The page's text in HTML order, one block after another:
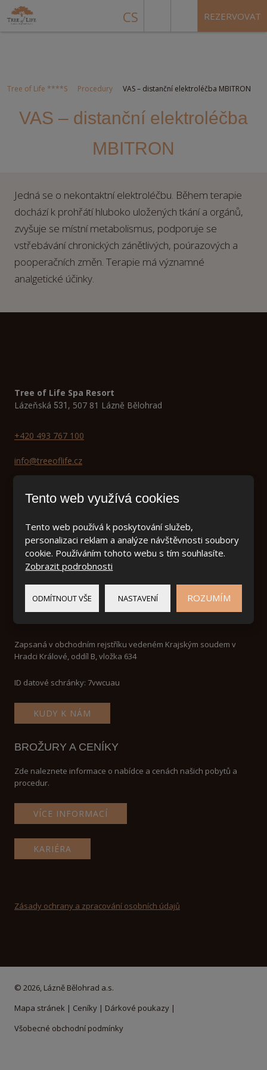
CS REZERVOVAT
Tree of Life ****S Procedury VAS – distanční elektroléčba MBITRON
VAS – distanční elektroléčba
MBITRON
Jedná se o nekontaktní elektroléčbu. Během terapie
dochází k prohřátí hluboko uložených tkání a orgánů,
zvyšuje se místní metabolismus, podporuje se
vstřebávání chronických zánětlivých, poúrazových a
pooperačních změn. Terapie má významné
analgetické účinky.
Tree of Life Spa Resort
Lázeňská 531 , 507 81 Lázně Bělohrad
+420 493 767 100
info@treeoflife.cz
Lázně Bělohrad a.s.
Lázeňská 165
Zapsaná v obchodním rejstříku vedeném Krajským soudem v
Hradci Králové, oddíl B, vložka 634
ID datové schránky: 7vwcuau
KUDY K NÁM
BROŽURY A CENÍKY
Zde naleznete informace o nabídce a cenách našich pobytů a
procedur.
VÍCE INFORMACÍ
KARIÉRA
Zásady ochrany a zpracování osobních údajů
© 2026, Lázně Bělohrad a.s.
Mapa stránek | Ceníky | Dárkové poukazy |
Všobecné obchodní podmínky
Tento web využívá cookies
Tento web používá k poskytování služeb,
personalizaci reklam a analýze návštěvnosti soubory
cookie. Používáním tohoto webu s tím souhlasíte.
Zobrazit podrobnosti
ODMÍTNOUT VŠE NASTAVENÍ ROZUMÍM